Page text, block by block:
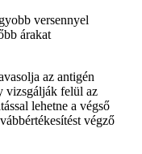
versennyel
árakat
az antigén
vizsgálják felül az
lehetne a végső
végző